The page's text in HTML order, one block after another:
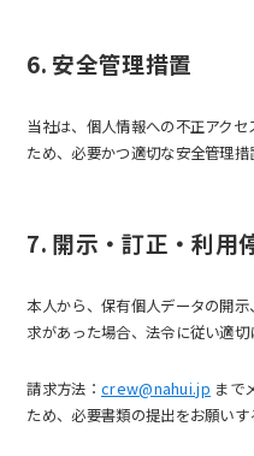
6. 安全管理措置
当社は、個人情報への不正アク
ため、必要かつ適切な安全管理措
7. 開示・訂正・利用
本人から、保有個人データの開
求があった場合、法令に従い適切
請求方法： crew@nahui.jp まで
ため、必要書類の提出をお願いす